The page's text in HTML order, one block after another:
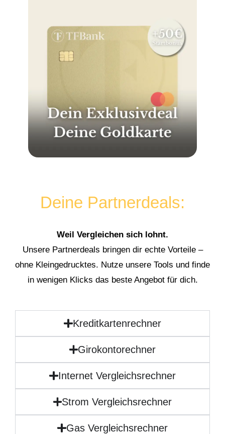
Deine Partnerdeals:
Weil Vergleichen sich lohnt.
Unsere Partnerdeals bringen dir echte Vorteile –
ohne Kleingedrucktes. Nutze unsere Tools und finde
in wenigen Klicks das beste Angebot für dich.
Kreditkartenrechner
Girokontorechner
Internet Vergleichsrechner
Strom Vergleichsrechner
Gas Vergleichsrechner